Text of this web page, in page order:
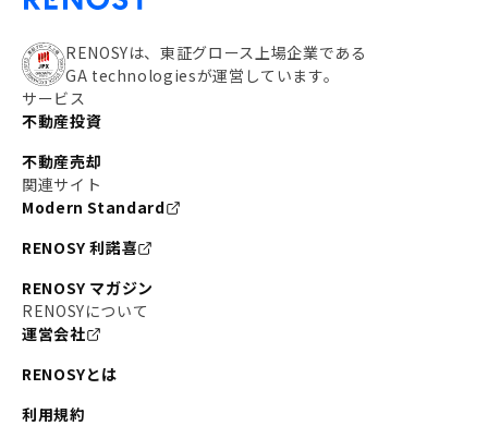
RENOSYは、東証グロース上場企業である
GA technologiesが運営しています。
サービス
不動産投資
不動産売却
関連サイト
Modern Standard
RENOSY 利諾喜
RENOSY マガジン
RENOSYについて
運営会社
RENOSYとは
利用規約